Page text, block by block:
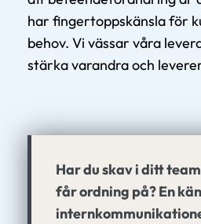
har fingertoppskänsla för
behov. Vi vässar våra
stärka varandra och
Har du skav i ditt
får ordning på? En